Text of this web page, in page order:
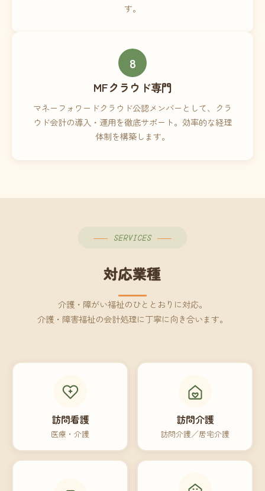
す。
8
MFクラウド専門
マネーフォワードクラウド公認メンバーとして、クラ
ウド会計の導入・運用を徹底サポート。効率的な経理
体制を構築します。
SERVICES
対応業種
介護・障がい福祉のひととおりに対応。
介護・障害福祉の会計処理に丁寧に向き合います。
訪問看護
医療・介護
訪問介護
訪問介護／居宅介護